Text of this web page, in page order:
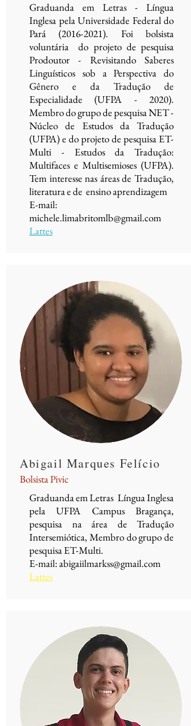
Graduanda em Letras - Língua
Inglesa pela Universidade Federal do
Pará(2016-2021). Foi bolsista
voluntária do projeto de pesquisa
Prodoutor - Revisitando Saberes
Linguísticos sob a Perspectiva do
Gênero e da Tradução de
Especialidade (UFPA - 2020).
Membro do grupo de pesquisa NET -
Núcleo de Estudos da Tradução
(UFPA) e do projeto de pesquisa ET-
Multi - Estudos da Tradução:
Multifaces e Multisemioses (UFPA).
Tem interesse nas áreas de Tradução,
literatura e de ensino aprendizagem
E-mail:
michele.limabritomlb@gmail.com
Lattes
Abigail Marques Felício
Bolsista Pivic
Graduanda em Letras Língua Inglesa
pela UFPA Campus Bragança,
pesquisa na área de Tradução
Intersemiótica, Membro do grupo de
pesquisa ET-Multi.
E-mail:abigaiilmarkss@gmail.com
Lattes